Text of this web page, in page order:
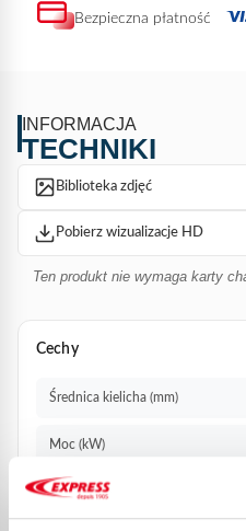
wynikiem stu lat
stałych dystrybutorów
referencja, dostępna w
płatności.
Bezpieczna płatność
INFORMACJA
TECHNIKI
Biblioteka zdjęć
Pobierz wizualizacje HD
Ten produkt nie wymaga karty
Cechy
Średnica kielicha (mm)
Moc (kW)
Długość lancy (mm)